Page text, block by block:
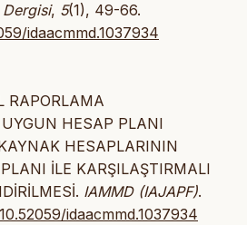
, 5(1), 49-66.
idaacmmd.1037934
RAPORLAMA
HESAP PLANI
HESAPLARININ
İLE KARŞILAŞTIRMALI
IAMMD (IAJAPF).
idaacmmd.1037934